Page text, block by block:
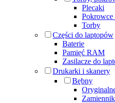
Plecaki
Pokrowce
Torby
Części do laptopów
Baterie
Pamięć RAM
Zasilacze do
Drukarki i skanery
Bębny